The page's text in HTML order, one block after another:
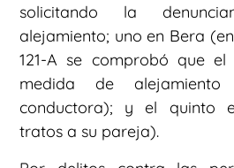
solicitando la
alejamiento; uno en Bera
121-A se comprobó que
medida de
conductora); y el quinto
tratos a su pareja).